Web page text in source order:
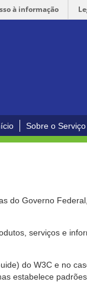
à informação
Sobre o Serviço
do Governo
serviços e
do W3C e no
estabelece